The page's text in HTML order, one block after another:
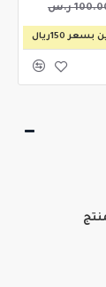
ر.س
150ريال